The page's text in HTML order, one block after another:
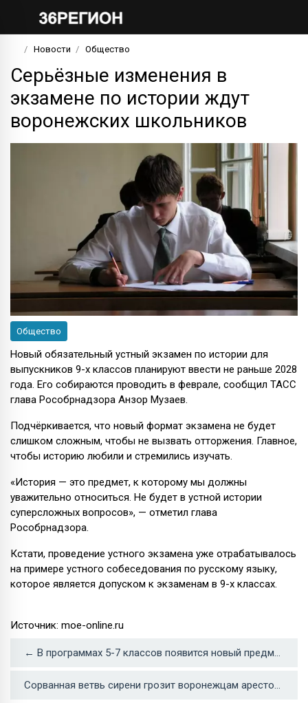
Новости Общество
Серьёзные изменения в
экзамене по истории ждут
воронежских школьников
Общество
Новый обязательный устный экзамен по истории для
выпускников 9-х классов планируют ввести не раньше 2028
года. Его собираются проводить в феврале, сообщил ТАСС
глава Рособрнадзора Анзор Музаев.
Подчёркивается, что новый формат экзамена не будет
слишком сложным, чтобы не вызвать отторжения. Главное,
чтобы историю любили и стремились изучать.
«История — это предмет, к которому мы должны
уважительно относиться. Не будет в устной истории
суперсложных вопросов», — отметил глава
Рособрнадзора.
Кстати, проведение устного экзамена уже отрабатывалось
на примере устного собеседования по русскому языку,
которое является допуском к экзаменам в 9-х классах.
Источник: moe-online.ru
← В программах 5-7 классов появится новый предмет «ДНК России»
Сорванная ветвь сирени грозит воронежцам арестом →